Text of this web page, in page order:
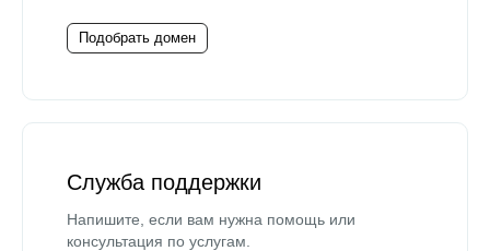
Подобрать домен
Служба поддержки
Напишите, если вам нужна помощь или
консультация по услугам.